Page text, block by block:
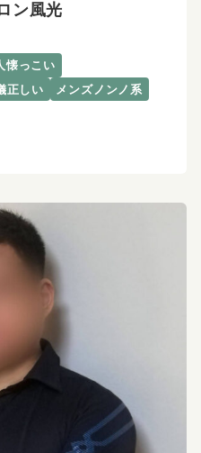
ン風光
懐っこい
正しい
メンズノンノ系